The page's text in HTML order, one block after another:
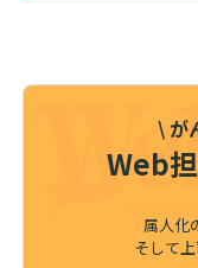
\ が
Web
属人化
そして